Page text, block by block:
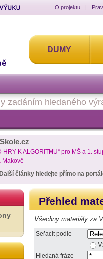
O projektu |
DUMY
HRY K ALGORITMU“ pro MŠ a 1.
Makově
Další články hledejte přímo na
Přehled
Všechny materiály za
Seřadit podle
Hledaná fráze